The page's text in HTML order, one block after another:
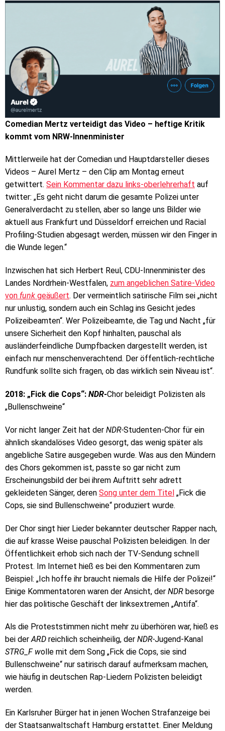
Comedian Mertz verteidigt das Video – heftige Kritik
kommt vom NRW-Innenminister
Mittlerweile hat der Comedian und Hauptdarsteller dieses
Videos – Aurel Mertz – den Clip am Montag erneut
getwittert. Sein Kommentar dazu links-oberlehrerhaft auf
twitter: „Es geht nicht darum die gesamte Polizei unter
Generalverdacht zu stellen, aber so lange uns Bilder wie
aktuell aus Frankfurt und Düsseldorf erreichen und Racial
Profiling-Studien abgesagt werden, müssen wir den Finger in
die Wunde legen.“
Inzwischen hat sich Herbert Reul, CDU-Innenminister des
Landes Nordrhein-Westfalen, zum angeblichen Satire-Video
von funk geäußert. Der vermeintlich satirische Film sei „nicht
nur unlustig, sondern auch ein Schlag ins Gesicht jedes
Polizeibeamten“. Wer Polizeibeamte, die Tag und Nacht „für
unsere Sicherheit den Kopf hinhalten, pauschal als
ausländerfeindliche Dumpfbacken dargestellt werden, ist
einfach nur menschenverachtend. Der öffentlich-rechtliche
Rundfunk sollte sich fragen, ob das wirklich sein Niveau ist“.
2018: „Fick die Cops“: NDR-Chor beleidigt Polizisten als
„Bullenschweine“
Vor nicht langer Zeit hat der NDR-Studenten-Chor für ein
ähnlich skandalöses Video gesorgt, das wenig später als
angebliche Satire ausgegeben wurde. Was aus den Mündern
des Chors gekommen ist, passte so gar nicht zum
Erscheinungsbild der bei ihrem Auftritt sehr adrett
gekleideten Sänger, deren Song unter dem Titel „Fick die
Cops, sie sind Bullenschweine“ produziert wurde.
Der Chor singt hier Lieder bekannter deutscher Rapper nach,
die auf krasse Weise pauschal Polizisten beleidigen. In der
Öffentlichkeit erhob sich nach der TV-Sendung schnell
Protest. Im Internet hieß es bei den Kommentaren zum
Beispiel: „Ich hoffe ihr braucht niemals die Hilfe der Polizei!“
Einige Kommentatoren waren der Ansicht, der NDR besorge
hier das politische Geschäft der linksextremen „Antifa“.
Als die Proteststimmen nicht mehr zu überhören war, hieß es
bei derARD reichlich scheinheilig, der NDR-Jugend-Kanal
STRG_F wolle mit dem Song „Fick die Cops, sie sind
Bullenschweine“ nur satirisch darauf aufmerksam machen,
wie häufig in deutschen Rap-Liedern Polizisten beleidigt
werden.
Ein Karlsruher Bürger hat in jenen Wochen Strafanzeige bei
der Staatsanwaltschaft Hamburg erstattet. Einer Meldung